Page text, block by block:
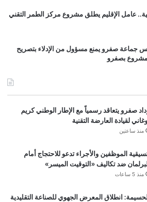
عامل الإقليم يطلق مشروع مركز الطمر التقني
جماعة صفرو يمنع مسؤول من الإدلاء بتصريح
بصفرو
صفرو يتعاقد رسمياً مع الإطار الوطني كريم
لقيادة العارضة التقنية
منذ ساعتين
الموظفين والأجراء تدعو للاحتجاج أمام
ضد تكاليف «التوقيت الميسر»
منذ 5 ساعات
انطلاق المعرض الجهوي للصناعة التقليدية